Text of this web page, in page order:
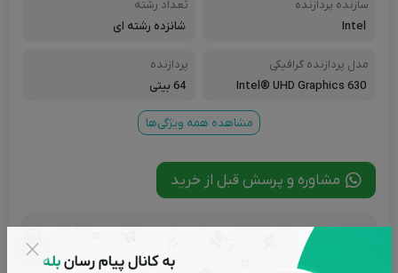
سازنده پردازنده
Intel
تعداد رشته
شانزده رشته ای
مدل پردازنده گرافیکی
Intel® UHD Graphics 630
پردازنده
64 بیتی
مشاهده همه ویژگی‌ها
مشاوره و پرسش قبل از خرید
شناسه محصول:
تاریخ به روز رسانی: